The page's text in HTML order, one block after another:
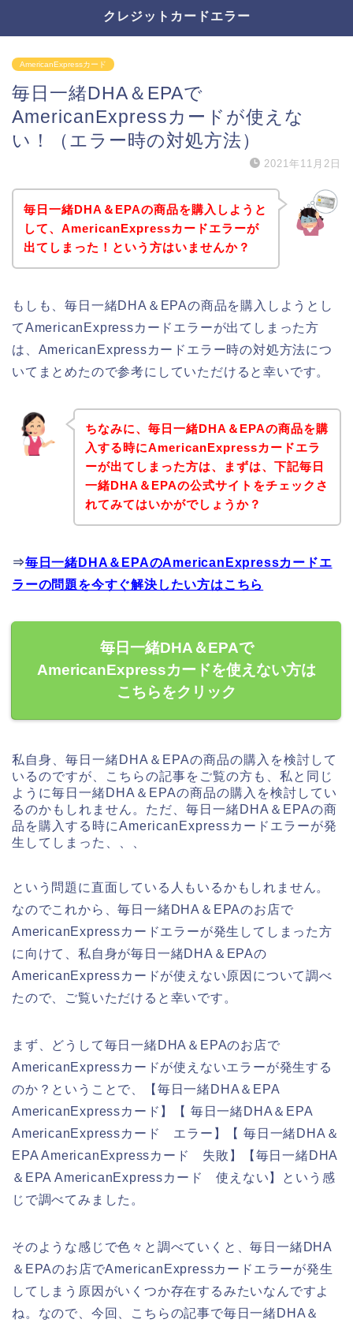
クレジットカードエラー
AmericanExpressカード
毎日一緒DHA＆EPAで
AmericanExpressカードが使えな
い！（エラー時の対処方法）
2021年11月2日
毎日一緒DHA＆EPAの商品を購入しようと
して、AmericanExpressカードエラーが
出てしまった！という方はいませんか？
もしも、毎日一緒DHA＆EPAの商品を購入しようとし
てAmericanExpressカードエラーが出てしまった方
は、AmericanExpressカードエラー時の対処方法につ
いてまとめたので参考にしていただけると幸いです。
ちなみに、毎日一緒DHA＆EPAの商品を購
入する時にAmericanExpressカードエラ
ーが出てしまった方は、まずは、下記毎日
一緒DHA＆EPAの公式サイトをチェックさ
れてみてはいかがでしょうか？
⇒毎日一緒DHA＆EPAのAmericanExpressカードエ
ラーの問題を今すぐ解決したい方はこちら
毎日一緒DHA＆EPAで
AmericanExpressカードを使えない方は
こちらをクリック
私自身、毎日一緒DHA＆EPAの商品の購入を検討して
いるのですが、こちらの記事をご覧の方も、私と同じ
ように毎日一緒DHA＆EPAの商品の購入を検討してい
るのかもしれません。ただ、毎日一緒DHA＆EPAの商
品を購入する時にAmericanExpressカードエラーが発
生してしまった、、、
という問題に直面している人もいるかもしれません。
なのでこれから、毎日一緒DHA＆EPAのお店で
AmericanExpressカードエラーが発生してしまった方
に向けて、私自身が毎日一緒DHA＆EPAの
AmericanExpressカードが使えない原因について調べ
たので、ご覧いただけると幸いです。
まず、どうして毎日一緒DHA＆EPAのお店で
AmericanExpressカードが使えないエラーが発生する
のか？ということで、【毎日一緒DHA＆EPA
AmericanExpressカード】【 毎日一緒DHA＆EPA
AmericanExpressカード エラー】【 毎日一緒DHA＆
EPA AmericanExpressカード 失敗】【毎日一緒DHA
＆EPA AmericanExpressカード 使えない】という感
じで調べてみました。
そのような感じで色々と調べていくと、毎日一緒DHA
＆EPAのお店でAmericanExpressカードエラーが発生
してしまう原因がいくつか存在するみたいなんですよ
ね。なので、今回、こちらの記事で毎日一緒DHA＆